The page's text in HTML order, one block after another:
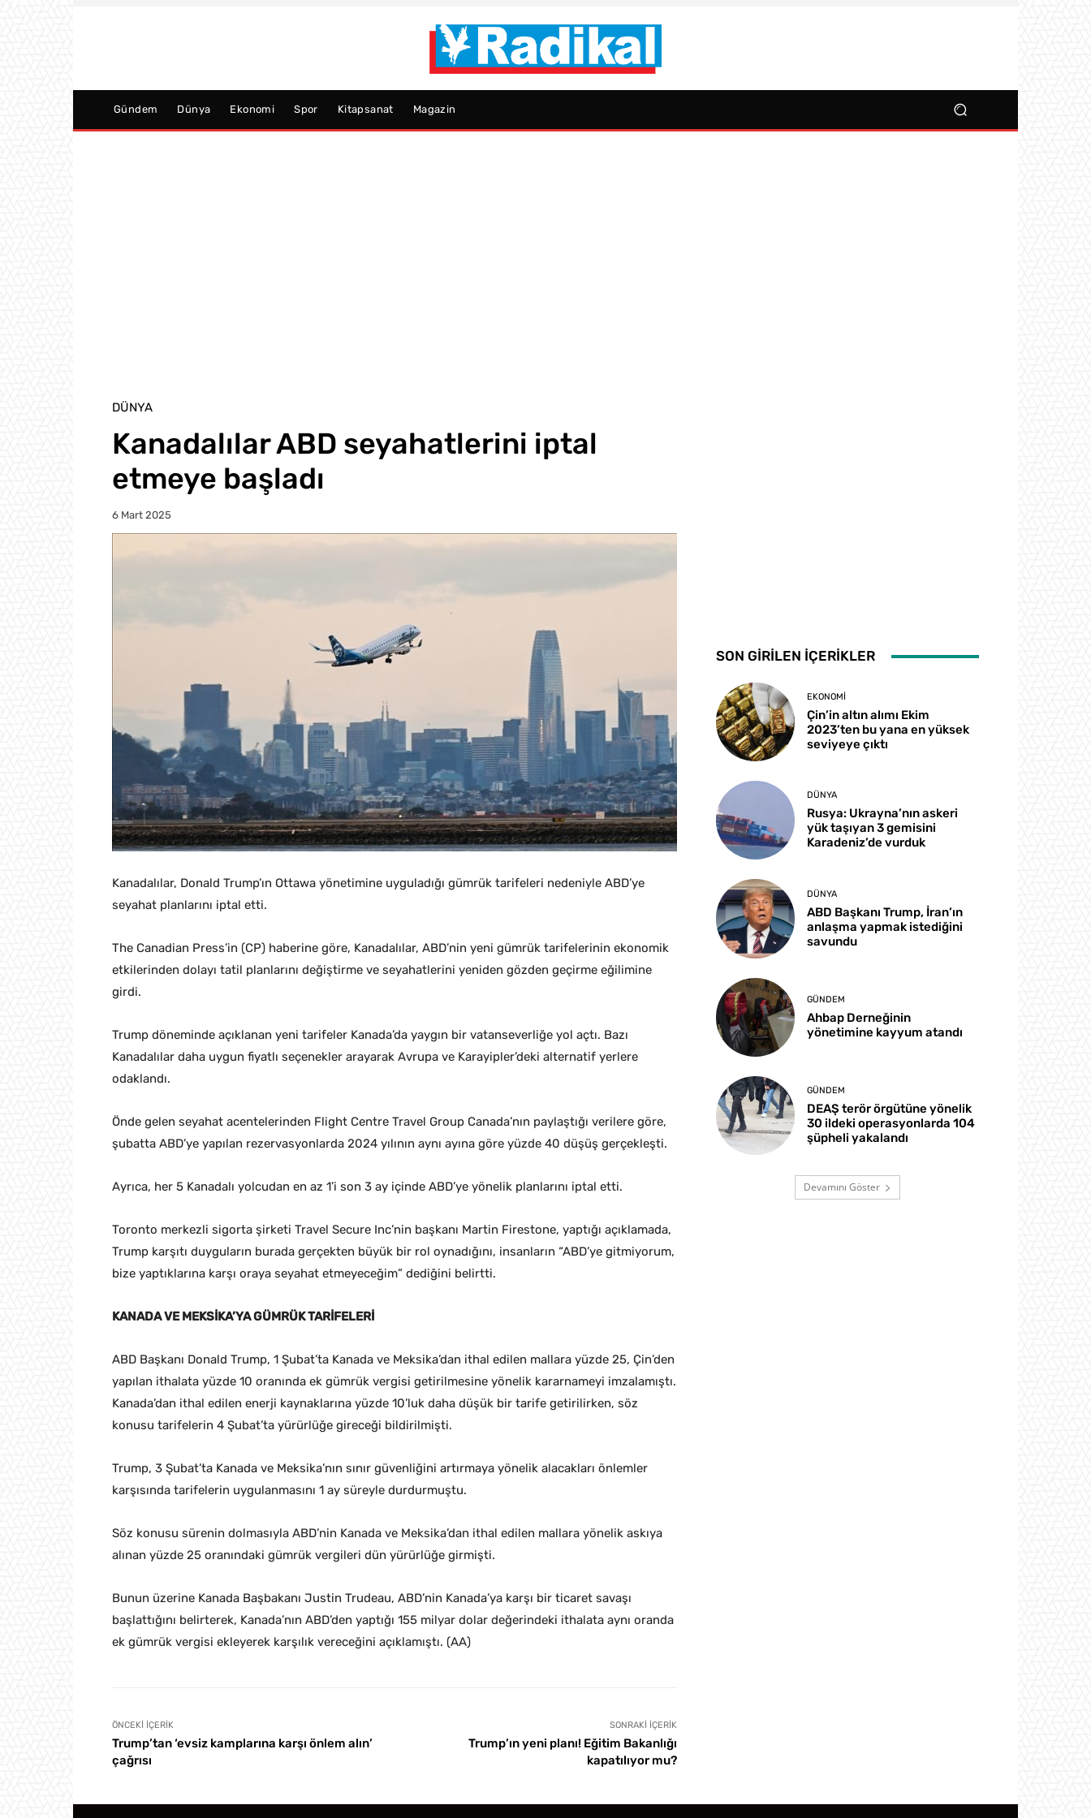
Gündem Dünya Ekonomi Spor Kitapsanat Magazin
DÜNYA
Kanadalılar ABD seyahatlerini iptal
etmeye başladı
6 Mart 2025
Kanadalılar, Donald Trump’ın Ottawa yönetimine uyguladığı gümrük tarifeleri nedeniyle ABD’ye
seyahat planlarını iptal etti.
The Canadian Press’in (CP) haberine göre, Kanadalılar, ABD’nin yeni gümrük tarifelerinin ekonomik
etkilerinden dolayı tatil planlarını değiştirme ve seyahatlerini yeniden gözden geçirme eğilimine
girdi.
Trump döneminde açıklanan yeni tarifeler Kanada’da yaygın bir vatanseverliğe yol açtı. Bazı
Kanadalılar daha uygun fiyatlı seçenekler arayarak Avrupa ve Karayipler’deki alternatif yerlere
odaklandı.
Önde gelen seyahat acentelerinden Flight Centre Travel Group Canada’nın paylaştığı verilere göre,
şubatta ABD’ye yapılan rezervasyonlarda 2024 yılının aynı ayına göre yüzde 40 düşüş gerçekleşti.
Ayrıca, her 5 Kanadalı yolcudan en az 1’i son 3 ay içinde ABD’ye yönelik planlarını iptal etti.
Toronto merkezli sigorta şirketi Travel Secure Inc’nin başkanı Martin Firestone, yaptığı açıklamada,
Trump karşıtı duyguların burada gerçekten büyük bir rol oynadığını, insanların “ABD’ye gitmiyorum,
bize yaptıklarına karşı oraya seyahat etmeyeceğim” dediğini belirtti.
KANADA VE MEKSİKA’YA GÜMRÜK TARİFELERİ
ABD Başkanı Donald Trump, 1 Şubat’ta Kanada ve Meksika’dan ithal edilen mallara yüzde 25, Çin’den
yapılan ithalata yüzde 10 oranında ek gümrük vergisi getirilmesine yönelik kararnameyi imzalamıştı.
Kanada’dan ithal edilen enerji kaynaklarına yüzde 10’luk daha düşük bir tarife getirilirken, söz
konusu tarifelerin 4 Şubat’ta yürürlüğe gireceği bildirilmişti.
Trump, 3 Şubat’ta Kanada ve Meksika’nın sınır güvenliğini artırmaya yönelik alacakları önlemler
karşısında tarifelerin uygulanmasını 1 ay süreyle durdurmuştu.
Söz konusu sürenin dolmasıyla ABD’nin Kanada ve Meksika’dan ithal edilen mallara yönelik askıya
alınan yüzde 25 oranındaki gümrük vergileri dün yürürlüğe girmişti.
Bunun üzerine Kanada Başbakanı Justin Trudeau, ABD’nin Kanada’ya karşı bir ticaret savaşı
başlattığını belirterek, Kanada’nın ABD’den yaptığı 155 milyar dolar değerindeki ithalata aynı oranda
ek gümrük vergisi ekleyerek karşılık vereceğini açıklamıştı. (AA)
ÖNCEKI İÇERIK
Trump’tan ‘evsiz kamplarına karşı önlem alın’
çağrısı
SONRAKI İÇERIK
Trump’ın yeni planı! Eğitim Bakanlığı
kapatılıyor mu?
SON GİRİLEN İÇERİKLER
EKONOMI
Çin’in altın alımı Ekim
2023’ten bu yana en yüksek
seviyeye çıktı
DÜNYA
Rusya: Ukrayna’nın askeri
yük taşıyan 3 gemisini
Karadeniz’de vurduk
DÜNYA
ABD Başkanı Trump, İran’ın
anlaşma yapmak istediğini
savundu
GÜNDEM
Ahbap Derneğinin
yönetimine kayyum atandı
GÜNDEM
DEAŞ terör örgütüne yönelik
30 ildeki operasyonlarda 104
şüpheli yakalandı
Devamını Göster